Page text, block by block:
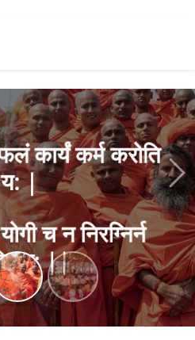
कार्यं कर्म करोति
|
च न निरग्निर्न
||